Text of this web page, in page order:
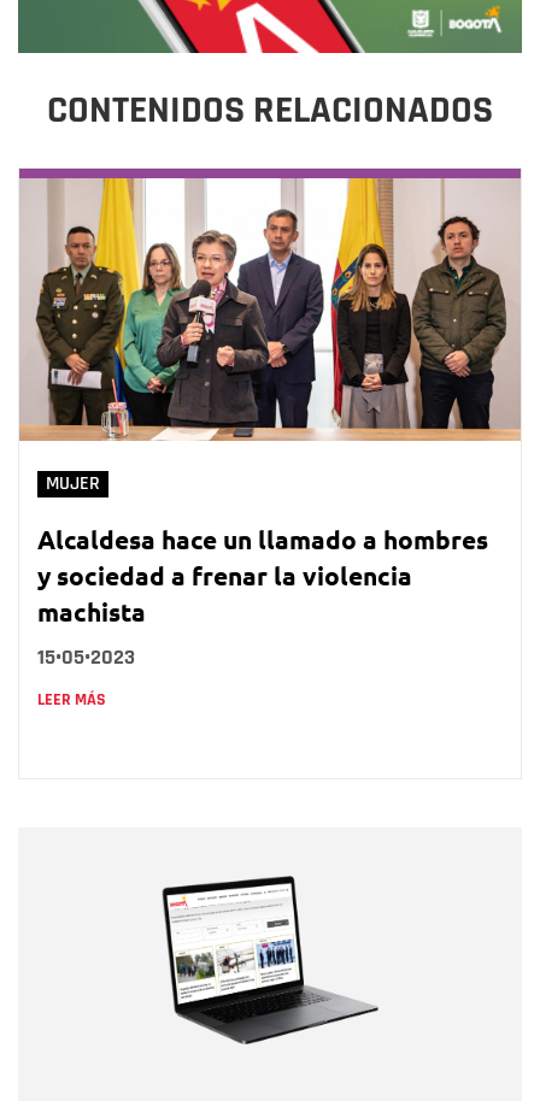
CONTENIDOS RELACIONADOS
MUJER
Alcaldesa hace un llamado a hombres
y sociedad a frenar la violencia
machista
15•05•2023
LEER MÁS
Correo electrónico
Tipo de comentario